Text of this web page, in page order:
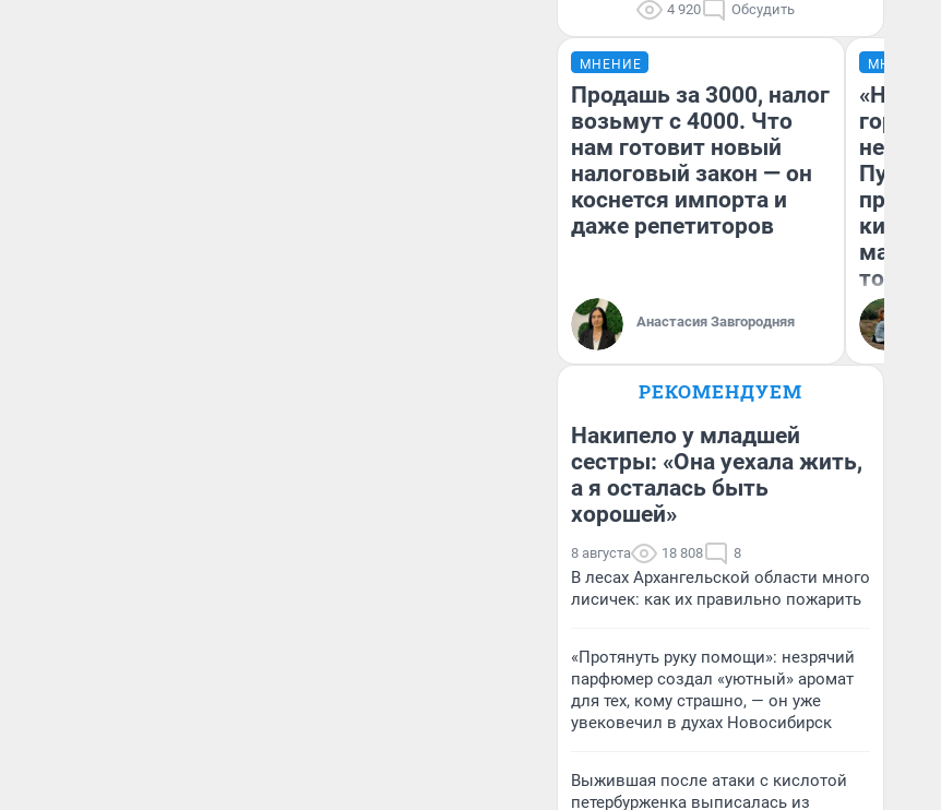
4 920 Обсудить
МНЕНИЕ
Продашь за 3000, налог
возьмут с 4000. Что
нам готовит новый
налоговый закон — он
коснется импорта и
даже репетиторов
Анастасия Завгородняя
МНЕНИЕ
«Нет
того
РЕКОМЕНДУЕМ
Накипело у младшей
сестры: «Она уехала жить,
а я осталась быть
хорошей»
8 августа 18 808 8
В лесах Архангельской области много
лисичек: как их правильно пожарить
«Протянуть руку помощи»: незрячий
парфюмер создал «уютный» аромат
для тех, кому страшно, — он уже
увековечил в духах Новосибирск
Выжившая после атаки с кислотой
петербурженка выписалась из